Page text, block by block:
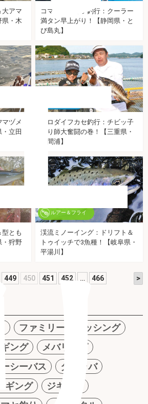
大アマ
県・木
コマセマグカツ釣行：クーラー
満タン早上がり！【静岡県・と
び島丸】
ヅメ
・立田
クロダイフカセ釣行：チビッ子
釣り師大奮闘の巻！【三重県・
迫間浦】
とも
・狩野
ルアー＆フライ
渓流ミノーイング：ドリフト＆
トゥイッチで3魚種！【岐阜県・
平湯川】
449 450 451 452 … 466 >
ファミリーフィッシング
ギング
メバリング
ーシーバス
タイラバ
ギング
ジギング